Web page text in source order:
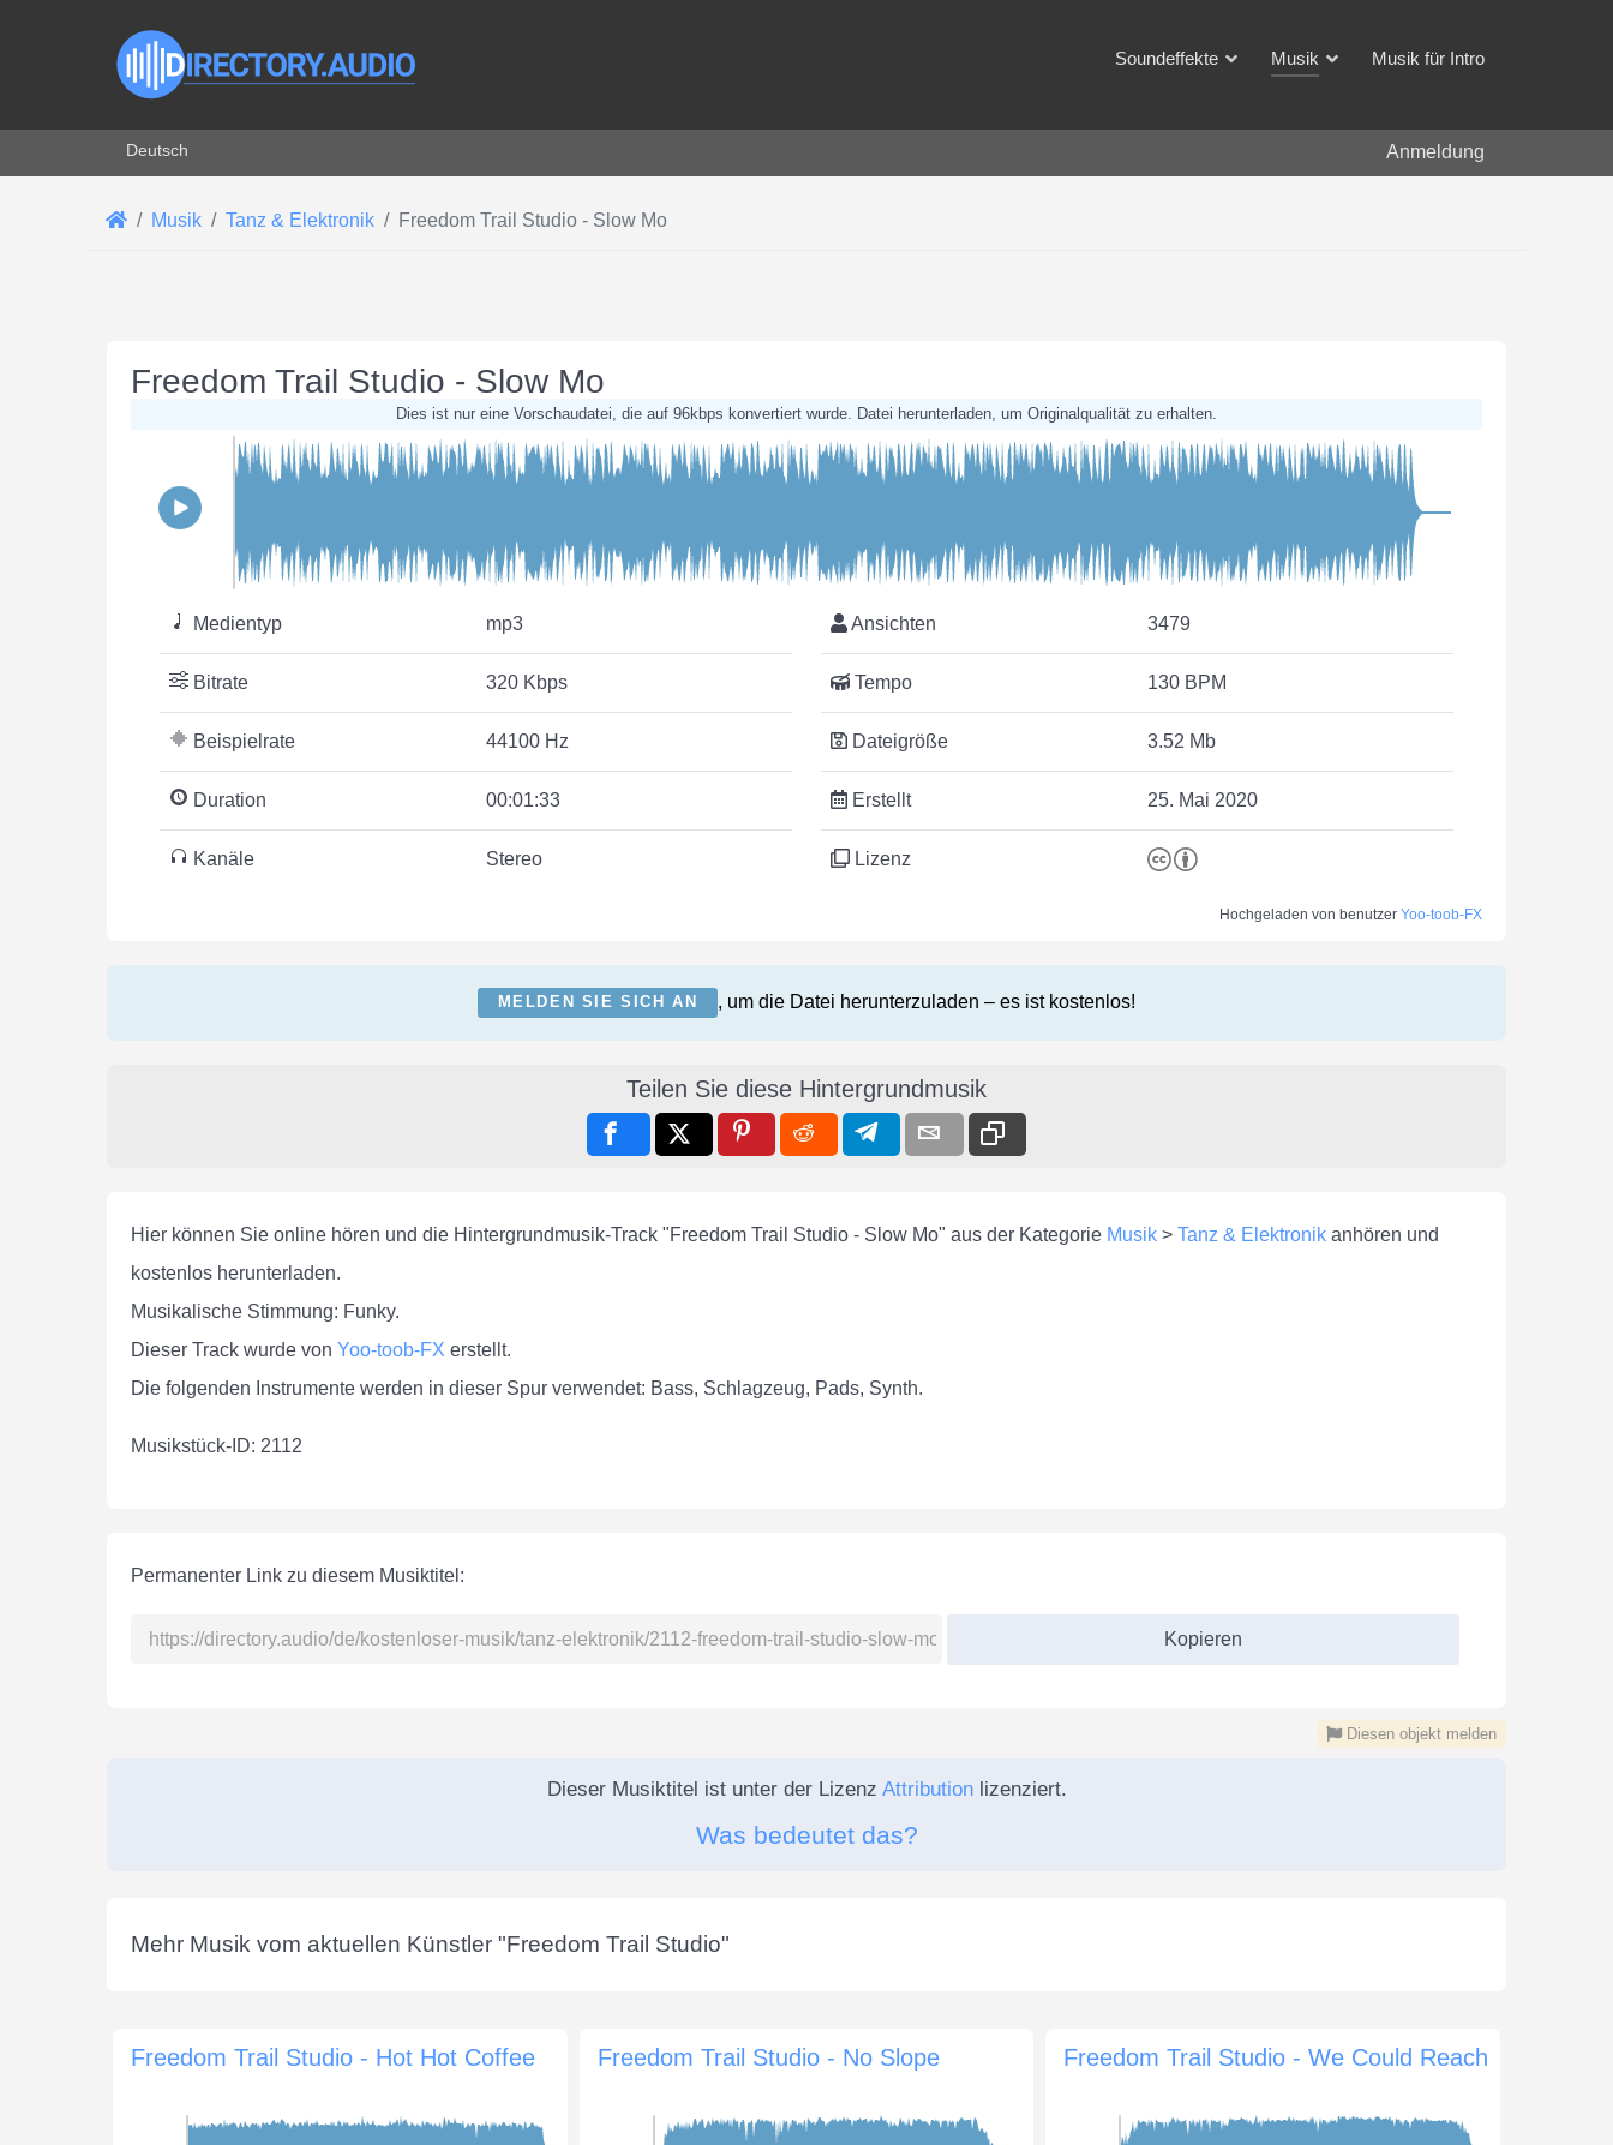
Soundeffekte Musik Musik für Intro
Sprache auswählen
Deutsch Anmeldung
Musik Tanz & Elektronik Freedom Trail Studio - Slow Mo
Freedom Trail Studio - Slow Mo
Dies ist nur eine Vorschaudatei, die auf 96kbps konvertiert wurde. Datei herunterladen, um Originalqualität zu erhalten.
Medientyp mp3
Bitrate 320 Kbps
Beispielrate 44100 Hz
Duration 00:01:33
Kanäle Stereo
Ansichten 3479
Tempo 130 BPM
Dateigröße 3.52 Mb
Erstellt 25. Mai 2020
Lizenz
Hochgeladen von benutzer Yoo-toob-FX
MELDEN SIE SICH AN , um die Datei herunterzuladen – es ist kostenlos!
Teilen Sie diese Hintergrundmusik
Hier können Sie online hören und die Hintergrundmusik-Track "Freedom Trail Studio - Slow Mo" aus der Kategorie Musik > Tanz & Elektronik anhören und
kostenlos herunterladen.
Musikalische Stimmung: Funky.
Dieser Track wurde von Yoo-toob-FX erstellt.
Die folgenden Instrumente werden in dieser Spur verwendet: Bass, Schlagzeug, Pads, Synth.
Musikstück-ID: 2112
Permanenter Link zu diesem Musiktitel:
Kopieren
Diesen objekt melden
Dieser Musiktitel ist unter der Lizenz Attributionlizenziert.
Was bedeutet das?
Mehr Musik vom aktuellen Künstler "Freedom Trail Studio"
Freedom Trail Studio - Hot Hot Coffee Freedom Trail Studio - No Slope Freedom Trail Studio - We Could Reach